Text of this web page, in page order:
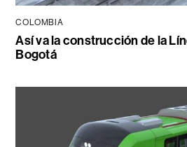
COLOMBIA
Así va la construcción de la
Bogotá